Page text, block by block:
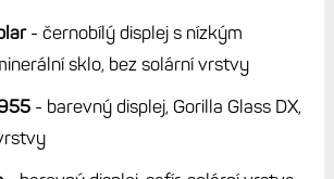
- černobílý displej s nízkým
sklo, bez solární vrstvy
- barevný displej, Gorilla Glass DX,